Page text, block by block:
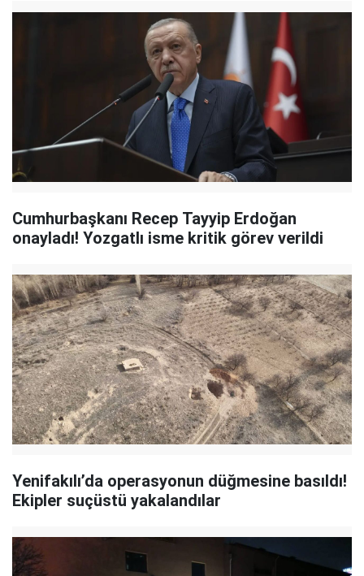
Cumhurbaşkanı Recep Tayyip Erdoğan
onayladı! Yozgatlı isme kritik görev verildi
Yenifakılı’da operasyonun düğmesine basıldı!
Ekipler suçüstü yakalandılar